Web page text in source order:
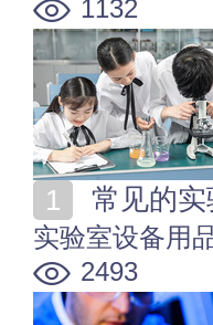
1132
常见的
实验室设备用
2493